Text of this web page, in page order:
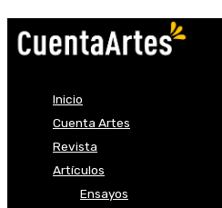
Inicio
Cuenta Artes
Revista
Artículos
Ensayos